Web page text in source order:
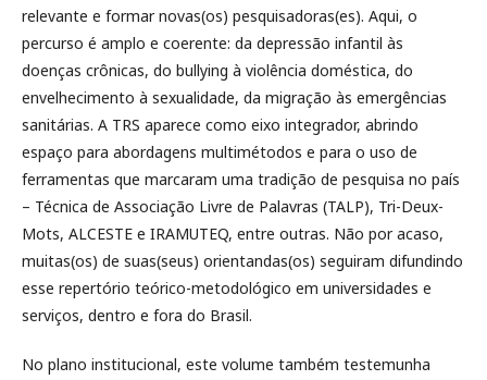
relevante e formar novas(os) pesquisadoras(es). Aqui, o
percurso é amplo e coerente: da depressão infantil às
doenças crônicas, do bullying à violência doméstica, do
envelhecimento à sexualidade, da migração às emergências
sanitárias. A TRS aparece como eixo integrador, abrindo
espaço para abordagens multimétodos e para o uso de
ferramentas que marcaram uma tradição de pesquisa no país
– Técnica de Associação Livre de Palavras (TALP), Tri-Deux-
Mots, ALCESTE e IRAMUTEQ, entre outras. Não por acaso,
muitas(os) de suas(seus) orientandas(os) seguiram difundindo
esse repertório teórico-metodológico em universidades e
serviços, dentro e fora do Brasil.
No plano institucional, este volume também testemunha